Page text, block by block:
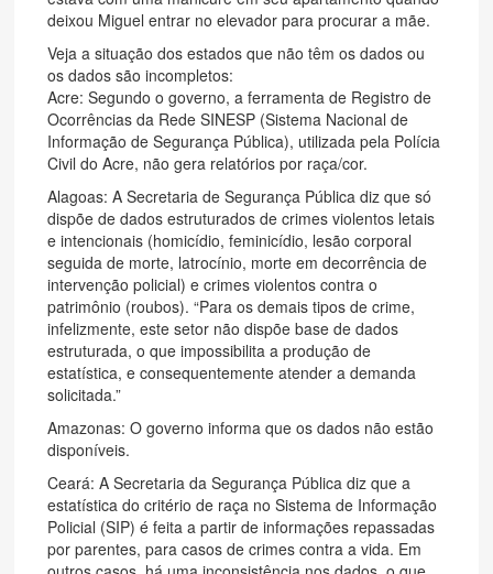
deixou Miguel entrar no elevador para procurar a mãe.
Veja a situação dos estados que não têm os dados ou
os dados são incompletos:
Acre: Segundo o governo, a ferramenta de Registro de
Ocorrências da Rede SINESP (Sistema Nacional de
Informação de Segurança Pública), utilizada pela Polícia
Civil do Acre, não gera relatórios por raça/cor.
Alagoas: A Secretaria de Segurança Pública diz que só
dispõe de dados estruturados de crimes violentos letais
e intencionais (homicídio, feminicídio, lesão corporal
seguida de morte, latrocínio, morte em decorrência de
intervenção policial) e crimes violentos contra o
patrimônio (roubos). “Para os demais tipos de crime,
infelizmente, este setor não dispõe base de dados
estruturada, o que impossibilita a produção de
estatística, e consequentemente atender a demanda
solicitada.”
Amazonas: O governo informa que os dados não estão
disponíveis.
Ceará: A Secretaria da Segurança Pública diz que a
estatística do critério de raça no Sistema de Informação
Policial (SIP) é feita a partir de informações repassadas
por parentes, para casos de crimes contra a vida. Em